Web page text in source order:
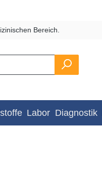
Bereich.
Labor Diagnostik